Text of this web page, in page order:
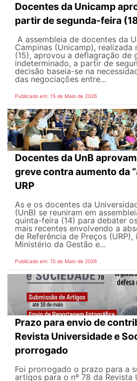
Docentes da Unicamp
partir de segunda-feira
A assembleia de docentes da
Campinas (Unicamp), realizada
(15), aprovou a deflagração de
indeterminado, a partir de
decisão baseia-se na
das negociações entre...
Publicado em: 15 de Maio de 2026
Docentes da UnB
greve contra aumento da
URP
As e os docentes da
(UnB) se reuniram em
quinta-feira (14) para debater
mais recentes envolvendo a
de Referência de Preços
Ministério da Gestão e...
Publicado em: 15 de Maio de 2026
Prazo para envio de
Revista Universidade e
prorrogado
Foi prorrogado o prazo para a
artigos para o nº 78 da Revista